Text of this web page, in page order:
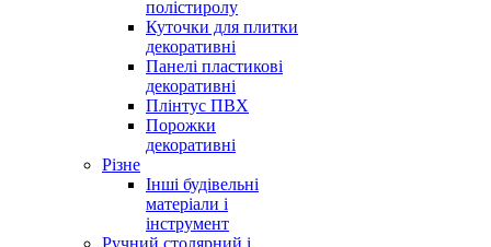
полістиролу
Куточки для плитки
декоративні
Панелі пластикові
декоративні
Плінтус ПВХ
Порожки
декоративні
Різне
Інші будівельні
матеріали і
інструмент
Ручний столярний і